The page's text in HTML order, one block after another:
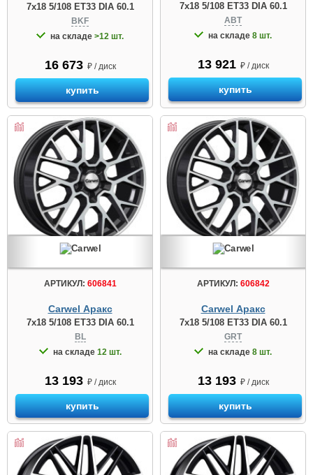
7x18 5/108 ET33 DIA 60.1
BKF
на складе >12 шт.
16 673 ₽ / диск
купить
7x18 5/108 ET33 DIA 60.1
ABT
на складе 8 шт.
13 921 ₽ / диск
купить
АРТИКУЛ: 606841
Carwel Аракс
7x18 5/108 ET33 DIA 60.1
BL
на складе 12 шт.
13 193 ₽ / диск
купить
АРТИКУЛ: 606842
Carwel Аракс
7x18 5/108 ET33 DIA 60.1
GRT
на складе 8 шт.
13 193 ₽ / диск
купить